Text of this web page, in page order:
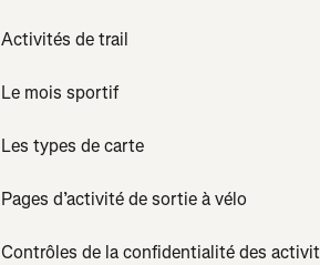
Activités de trail
Le mois sportif
Les types de carte
Pages d’activité de sortie à vélo
Contrôles de la confidentialité des